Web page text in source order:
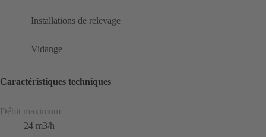
Installations de relevage
Vidange
Caractéristiques techniques
Débit maximum
24 m3/h